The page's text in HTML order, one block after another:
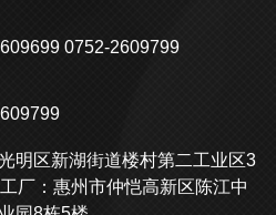
0752-2609799
明区新湖街道楼村第二工业区3
厂：惠州市仲恺高新区陈江中